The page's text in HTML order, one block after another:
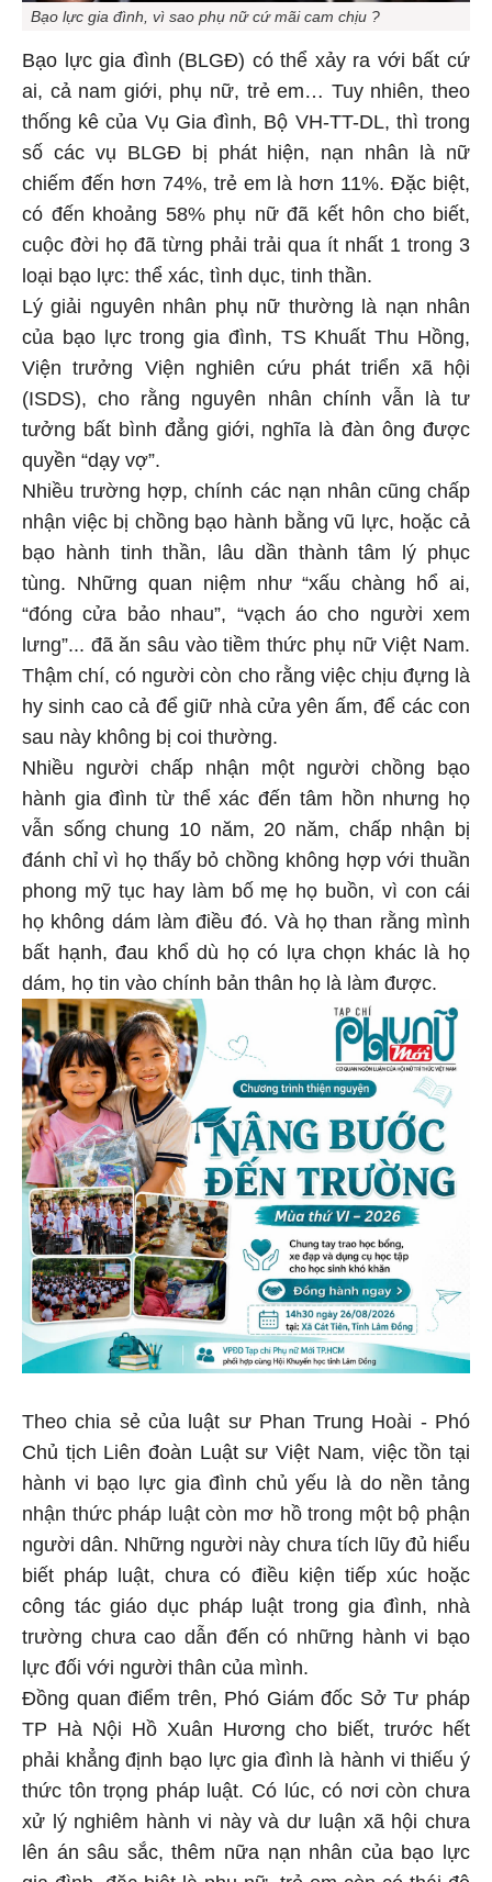
Bạo lực gia đình, vì sao phụ nữ cứ mãi cam chịu ?
Bạo lực gia đình (BLGĐ) có thể xảy ra với bất cứ
ai, cả nam giới, phụ nữ, trẻ em… Tuy nhiên, theo
thống kê của Vụ Gia đình, Bộ VH-TT-DL, thì trong
số các vụ BLGĐ bị phát hiện, nạn nhân là nữ
chiếm đến hơn 74%, trẻ em là hơn 11%. Đặc biệt,
có đến khoảng 58% phụ nữ đã kết hôn cho biết,
cuộc đời họ đã từng phải trải qua ít nhất 1 trong 3
loại bạo lực: thể xác, tình dục, tinh thần.
Lý giải nguyên nhân phụ nữ thường là nạn nhân
của bạo lực trong gia đình, TS Khuất Thu Hồng,
Viện trưởng Viện nghiên cứu phát triển xã hội
(ISDS), cho rằng nguyên nhân chính vẫn là tư
tưởng bất bình đẳng giới, nghĩa là đàn ông được
quyền “dạy vợ”.
Nhiều trường hợp, chính các nạn nhân cũng chấp
nhận việc bị chồng bạo hành bằng vũ lực, hoặc cả
bạo hành tinh thần, lâu dần thành tâm lý phục
tùng. Những quan niệm như “xấu chàng hổ ai,
“đóng cửa bảo nhau”, “vạch áo cho người xem
lưng”... đã ăn sâu vào tiềm thức phụ nữ Việt Nam.
Thậm chí, có người còn cho rằng việc chịu đựng là
hy sinh cao cả để giữ nhà cửa yên ấm, để các con
sau này không bị coi thường.
Nhiều người chấp nhận một người chồng bạo
hành gia đình từ thể xác đến tâm hồn nhưng họ
vẫn sống chung 10 năm, 20 năm, chấp nhận bị
đánh chỉ vì họ thấy bỏ chồng không hợp với thuần
phong mỹ tục hay làm bố mẹ họ buồn, vì con cái
họ không dám làm điều đó. Và họ than rằng mình
bất hạnh, đau khổ dù họ có lựa chọn khác là họ
dám, họ tin vào chính bản thân họ là làm được.
Theo chia sẻ của luật sư Phan Trung Hoài - Phó
Chủ tịch Liên đoàn Luật sư Việt Nam, việc tồn tại
hành vi bạo lực gia đình chủ yếu là do nền tảng
nhận thức pháp luật còn mơ hồ trong một bộ phận
người dân. Những người này chưa tích lũy đủ hiểu
biết pháp luật, chưa có điều kiện tiếp xúc hoặc
công tác giáo dục pháp luật trong gia đình, nhà
trường chưa cao dẫn đến có những hành vi bạo
lực đối với người thân của mình.
Đồng quan điểm trên, Phó Giám đốc Sở Tư pháp
TP Hà Nội Hồ Xuân Hương cho biết, trước hết
phải khẳng định bạo lực gia đình là hành vi thiếu ý
thức tôn trọng pháp luật. Có lúc, có nơi còn chưa
xử lý nghiêm hành vi này và dư luận xã hội chưa
lên án sâu sắc, thêm nữa nạn nhân của bạo lực